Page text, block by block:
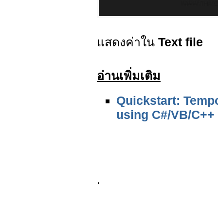
แสดงค่าใน Text file
อ่านเพิ่มเติม
Quickstart:
using C#/VB/
.